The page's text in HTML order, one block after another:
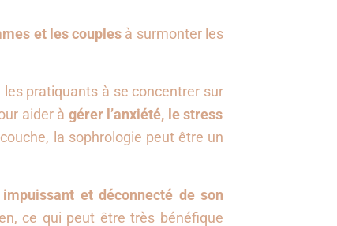
et les couples à surmonter les
les pratiquants à se concentrer sur
aider à gérer l’anxiété, le stress
la sophrologie peut être un
et déconnecté de son
ce qui peut être très bénéfique